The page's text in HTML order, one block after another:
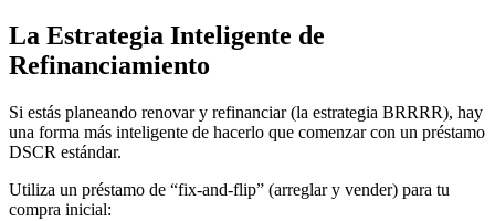
La Estrategia Inteligente de
Refinanciamiento
Si estás planeando renovar y refinanciar (la estrategia BRRRR), hay
una forma más inteligente de hacerlo que comenzar con un préstamo
DSCR estándar.
Utiliza un préstamo de “fix-and-flip” (arreglar y vender) para tu
compra inicial: